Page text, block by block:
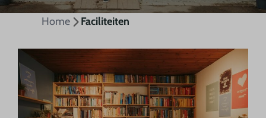
Home Faciliteiten